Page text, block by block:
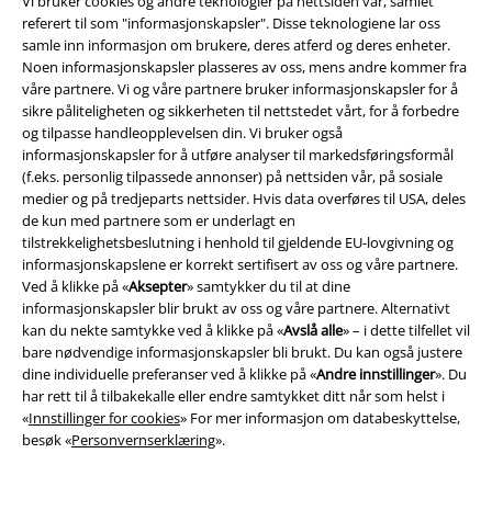
referert til som "informasjonskapsler". Disse teknologiene lar oss
samle inn informasjon om brukere, deres atferd og deres enheter.
Noen informasjonskapsler plasseres av oss, mens andre kommer fra
våre partnere. Vi og våre partnere bruker informasjonskapsler for å
sikre påliteligheten og sikkerheten til nettstedet vårt, for å forbedre
og tilpasse handleopplevelsen din. Vi bruker også
informasjonskapsler for å utføre analyser til markedsføringsformål
(f.eks. personlig tilpassede annonser) på nettsiden vår, på sosiale
medier og på tredjeparts nettsider. Hvis data overføres til USA, deles
de kun med partnere som er underlagt en
tilstrekkelighetsbeslutning i henhold til gjeldende EU-lovgivning og
informasjonskapslene er korrekt sertifisert av oss og våre partnere.
Ved å klikke på «Aksepter» samtykker du til at dine
informasjonskapsler blir brukt av oss og våre partnere. Alternativt
kan du nekte samtykke ved å klikke på «Avslå alle» – i dette tilfellet vil
bare nødvendige informasjonskapsler bli brukt. Du kan også justere
dine individuelle preferanser ved å klikke på «Andre innstillinger». Du
har rett til å tilbakekalle eller endre samtykket ditt når som helst i
«Innstillinger for cookies» For mer informasjon om databeskyttelse,
besøk «Personvernserklæring».
Juridisk informasjon/Vilkår
Vilkår
Impressum
Konfidensialitetserklæring
Avfallshåndtering og miljøbeskyttelse